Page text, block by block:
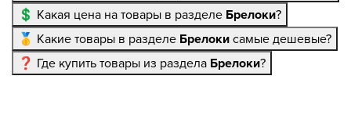
💲 Какая цена на товары в разделе Брелоки?
🥇 Какие товары в разделе Брелокисамые дешевые?
❓ Где купить товары из раздела Брелоки?